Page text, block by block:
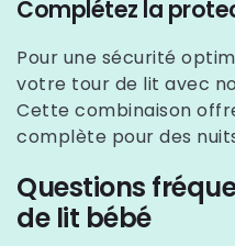
Complétez la
Pour une sécurité
votre tour de lit avec
Cette combinaison
complète pour des
Questions
de lit bébé